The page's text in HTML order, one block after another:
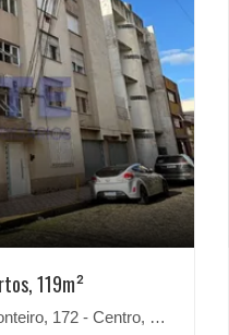
119m²
- Centro, Pelotas-RS